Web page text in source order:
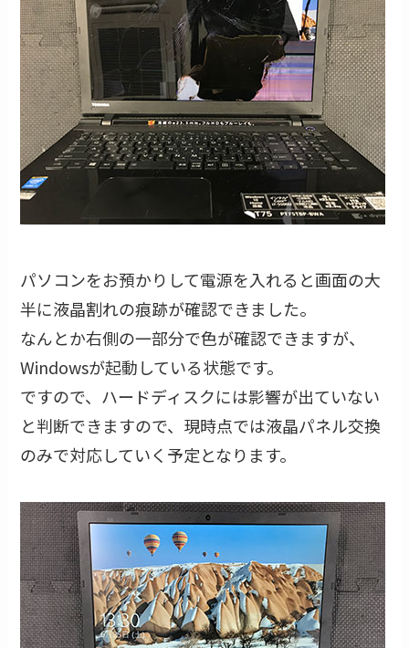
パソコンをお預かりして電源を入れると画面の大
半に液晶割れの痕跡が確認できました。
なんとか右側の一部分で色が確認できますが、
Windowsが起動している状態です。
ですので、ハードディスクには影響が出ていない
と判断できますので、現時点では液晶パネル交換
のみで対応していく予定となります。